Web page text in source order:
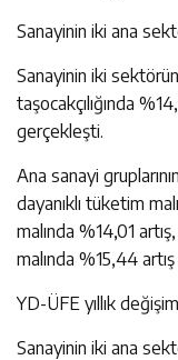
Sanayinin iki ana
Sanayinin iki
taşocakçılığında
gerçekleşti.
Ana sanayi
dayanıklı tüketim
malında %14,01
malında %15,44
YD-ÜFE yıllık
Sanayinin iki ana